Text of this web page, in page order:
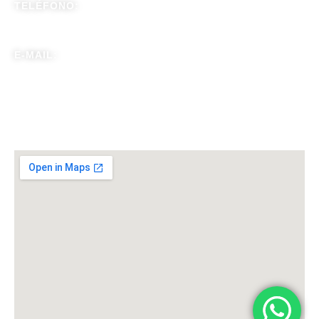
TELÉFONO:
E-MAIL: